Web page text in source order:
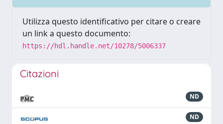
Utilizza questo identificativo per citare o creare
un link a questo documento:
https://hdl.handle.net/10278/5006337
Citazioni
ND
ND